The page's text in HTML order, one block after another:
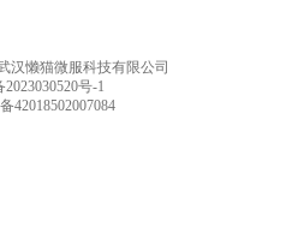
汉懒猫微服科技有限公司
2023030520号-1
42018502007084